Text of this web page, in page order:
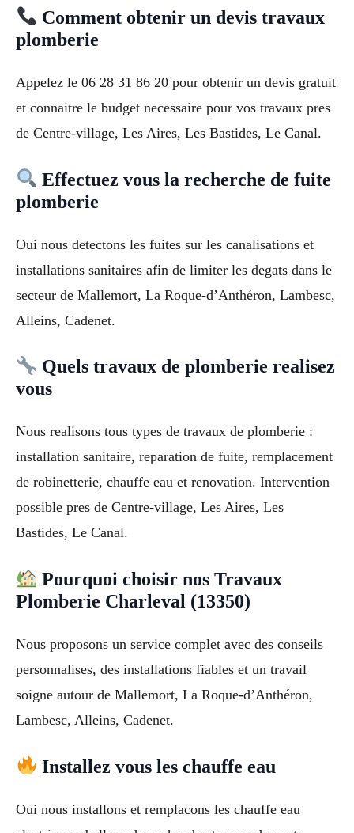
Comment obtenir un devis travaux
plomberie
Appelez le 06 28 31 86 20 pour obtenir un devis gratuit
et connaitre le budget necessaire pour vos travaux pres
de Centre-village, Les Aires, Les Bastides, Le Canal.
Effectuez vous la recherche de fuite
plomberie
Oui nous detectons les fuites sur les canalisations et
installations sanitaires afin de limiter les degats dans le
secteur de Mallemort, La Roque-d’Anthéron, Lambesc,
Alleins, Cadenet.
Quels travaux de plomberie realisez
vous
Nous realisons tous types de travaux de plomberie :
installation sanitaire, reparation de fuite, remplacement
de robinetterie, chauffe eau et renovation. Intervention
possible pres de Centre-village, Les Aires, Les
Bastides, Le Canal.
Pourquoi choisir nos Travaux
Plomberie Charleval (13350)
Nous proposons un service complet avec des conseils
personnalises, des installations fiables et un travail
soigne autour de Mallemort, La Roque-d’Anthéron,
Lambesc, Alleins, Cadenet.
Installez vous les chauffe eau
Oui nous installons et remplacons les chauffe eau